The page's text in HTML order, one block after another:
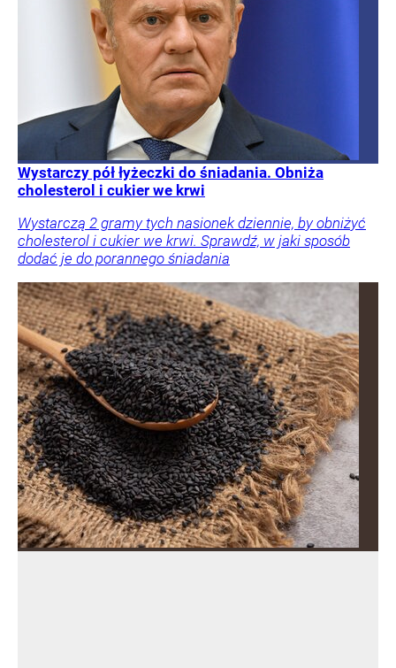
Wystarczy pół łyżeczki do śniadania. Obniża
cholesterol i cukier we krwi
Wystarczą 2 gramy tych nasionek dziennie, by obniżyć
cholesterol i cukier we krwi. Sprawdź, w jaki sposób
dodać je do porannego śniadania